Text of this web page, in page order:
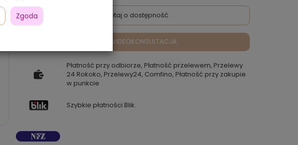
Zapytaj o dostępność
VIDEOKONSULTACJA
Płatność przy odbiorze, Płatność przelewem, Przelewy
24 Rokoko, Przelewy24, Comfino, Płatność przy zakupie
w punkcie
Szybkie płatności Blik.
Zgoda